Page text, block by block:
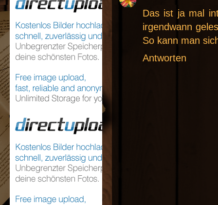
Das ist ja mal
irgendwann
So kann man
Antworten